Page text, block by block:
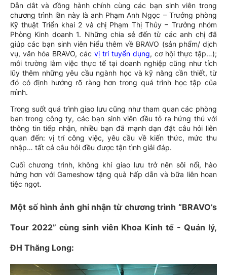
Dẫn dắt và đồng hành chính cùng các bạn sinh viên trong
chương trình lần này là anh Phạm Anh Ngọc – Trưởng phòng
Kỹ thuật Triển khai 2 và chị Phạm Thị Thủy – Trưởng nhóm
Phòng Kinh doanh 1. Những chia sẻ đến từ các anh chị đã
giúp các bạn sinh viên hiểu thêm về BRAVO (sản phẩm/ dịch
vụ, văn hóa BRAVO, các vị trí tuyển dụng, cơ hội thực tập…);
môi trường làm việc thực tế tại doanh nghiệp cũng như tích
lũy thêm những yêu cầu ngành học và kỹ năng cần thiết, từ
đó có định hướng rõ ràng hơn trong quá trình học tập của
mình.
Trong suốt quá trình giao lưu cũng như tham quan các phòng
ban trong công ty, các bạn sinh viên đều tỏ ra hứng thú với
thông tin tiếp nhận, nhiều bạn đã mạnh dạn đặt câu hỏi liên
quan đến: vị trí công việc, yêu cầu về kiến thức, mức thu
nhập… tất cả câu hỏi đều được tận tình giải đáp.
Cuối chương trình, không khí giao lưu trở nên sôi nổi, hào
hứng hơn với Gameshow tặng quà hấp dẫn và bữa liên hoan
tiệc ngọt.
Một số hình ảnh ghi nhận từ chương trình “BRAVO’s
Tour 2022” cùng sinh viên Khoa Kinh tế - Quản lý,
ĐH Thăng Long: